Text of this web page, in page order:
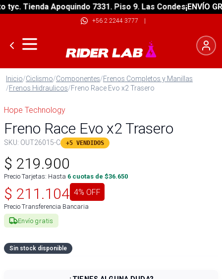
Tienda Apoquindo 7331. Piso 9. Las Condes¡ENVÍO
+56 2 2244 3777 |
Inicio/Ciclismo/Componentes/Frenos Completos y Manillas
/Frenos Hidraulicos/Freno Race Evo x2 Trasero
Hope Technology
Freno Race Evo x2 Trasero
SKU: OUT26015-C +5 VENDIDOS
$ 219.900
Precio Tarjetas: Hasta 6 cuotas de $36.650
$ 211.104 4% OFF
Precio Transferencia Bancaria
Envío gratis
Sin stock disponible